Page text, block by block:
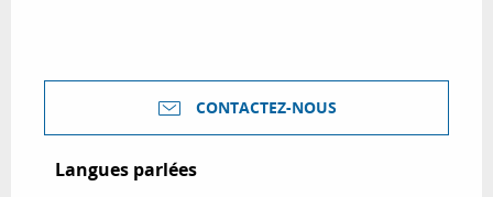
CONTACTEZ-NOUS
Langues parlées
Langues parlées